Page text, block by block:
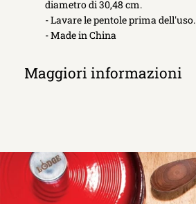
diametro di 30,48 cm.
- Lavare le pentole prima dell'uso.
- Made in China
Maggiori informazioni